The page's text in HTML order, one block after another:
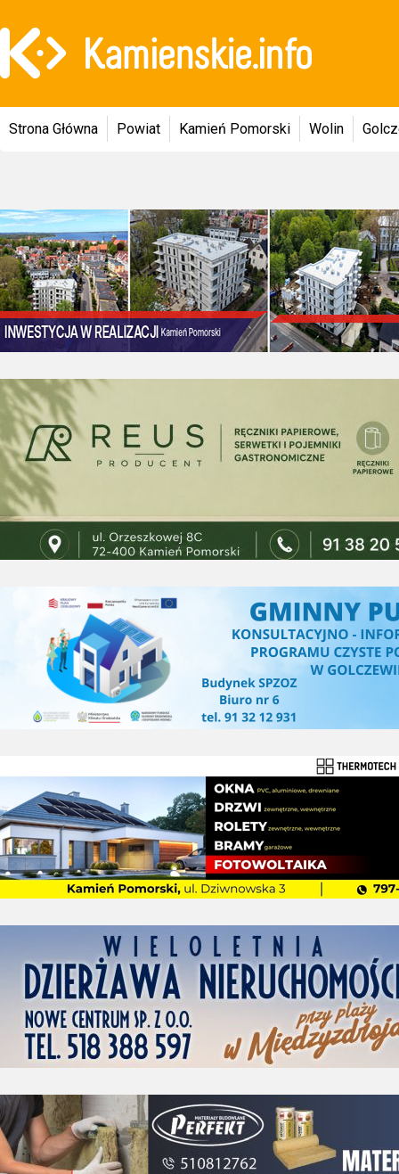
Strona Główna Powiat Kamień Pomorski Wolin